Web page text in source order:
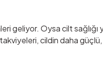
geliyor. Oysa cilt
cildin daha